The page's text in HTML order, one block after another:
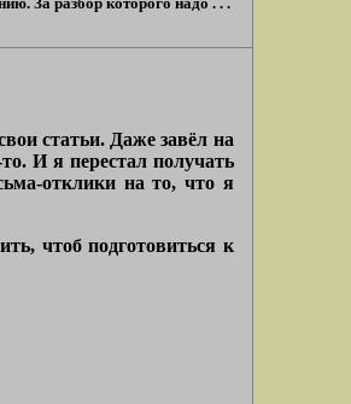
статьи. Даже завёл на
И я перестал получать
отклики на то, что я
чтоб подготовиться к